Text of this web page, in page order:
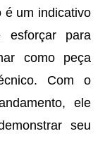
é um indicativo
para
como peça
Com o
ele
seu